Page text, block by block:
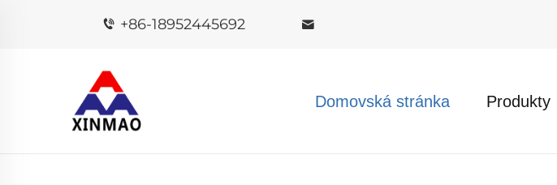
+86-18952445692
Domovská stránka Produkty